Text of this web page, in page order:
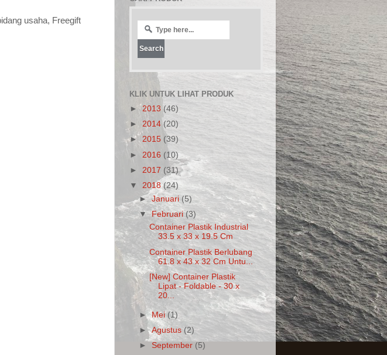
usaha, Freegift
KLIK UNTUK LIHAT PRODUK
► 2013(46)
► 2014(20)
► 2015 (39)
► 2016 (10)
► 2017 (31)
▼ 2018(24)
►Januari (5)
▼Februari(3)
Container Plastik Industrial
33.5 x 33 x 19.5 Cm
Container Plastik Berlubang
61.8 x 43 x 32 Cm Untu...
[New] Container Plastik
Lipat - Foldable - 30 x
20...
►Mei (1)
►Agustus(2)
► September (5)